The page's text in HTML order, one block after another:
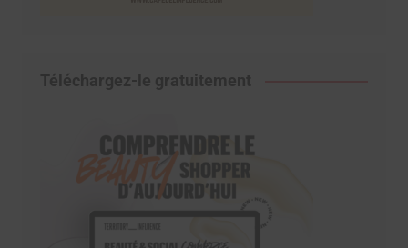
Téléchargez-le gratuitement